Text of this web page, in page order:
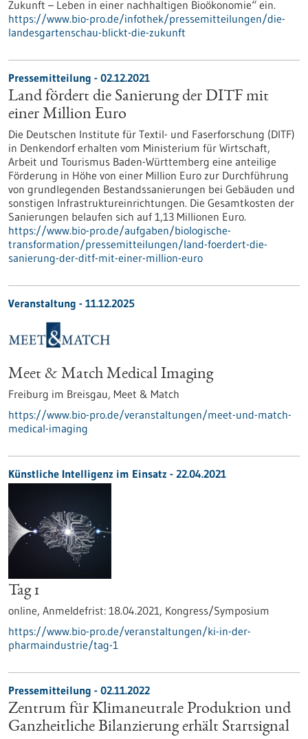
Zukunft – Leben in einer nachhaltigen Bioökonomie“ ein.
https://www.bio-pro.de/infothek/pressemitteilungen/die-
landesgartenschau-blickt-die-zukunft
Pressemitteilung - 02.12.2021
Land fördert die Sanierung der DITF mit
einer Million Euro
Die Deutschen Institute für Textil- und Faserforschung (DITF)
in Denkendorf erhalten vom Ministerium für Wirtschaft,
Arbeit und Tourismus Baden-Württemberg eine anteilige
Förderung in Höhe von einer Million Euro zur Durchführung
von grundlegenden Bestandssanierungen bei Gebäuden und
sonstigen Infrastruktureinrichtungen. Die Gesamtkosten der
Sanierungen belaufen sich auf 1,13 Millionen Euro.
https://www.bio-pro.de/aufgaben/biologische-
transformation/pressemitteilungen/land-foerdert-die-
sanierung-der-ditf-mit-einer-million-euro
Veranstaltung - 11.12.2025
Meet & Match Medical Imaging
Freiburg im Breisgau, Meet & Match
https://www.bio-pro.de/veranstaltungen/meet-und-match-
medical-imaging
Künstliche Intelligenz im Einsatz - 22.04.2021
Tag 1
online, Anmeldefrist: 18.04.2021, Kongress/Symposium
https://www.bio-pro.de/veranstaltungen/ki-in-der-
pharmaindustrie/tag-1
Pressemitteilung - 02.11.2022
Zentrum für Klimaneutrale Produktion und
Ganzheitliche Bilanzierung erhält Startsignal